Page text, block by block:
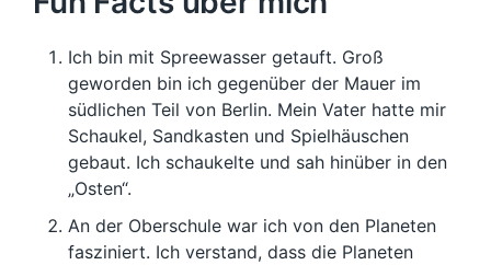
Ich bin mit Spreewasser getauft. Groß
geworden bin ich gegenüber der Mauer im
südlichen Teil von Berlin. Mein Vater hatte mir
Schaukel, Sandkasten und Spielhäuschen
gebaut. Ich schaukelte und sah hinüber in den
„Osten“.
An der Oberschule war ich von den Planeten
fasziniert. Ich verstand, dass die Planeten